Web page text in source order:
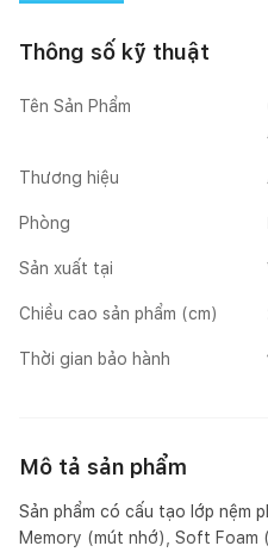
Thông số kỹ thuật
Tên Sản Phẩm
Thương hiệu
Phòng
Sản xuất tại
Chiều cao sản phẩm (cm)
Thời gian bảo hành
Mô tả sản phẩm
Sản phẩm có cấu tạo lớp nệm
Memory (mút nhớ), Soft Foam